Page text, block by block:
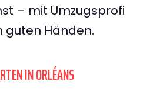
– mit Umzugsprofi
guten Händen.
IN ORLÉANS